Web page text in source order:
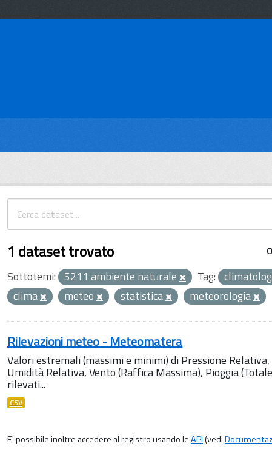
1 dataset trovato
Sottotemi: 5211 ambiente naturale Tag:
clima
meteo statistica meteorologia
Rilevazioni meteo - Meteomatera
Valori estremali (massimi e minimi) di Pressione
Umidità Relativa, Vento (Raffica Massima), Pioggia
rilevati...
CSV
E' possibile inoltre accedere al registro usando leAPI(vedi